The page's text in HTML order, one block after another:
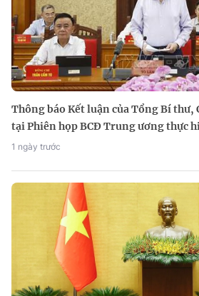
Thông báo Kết luận của Tổng Bí thư,
tại Phiên họp BCĐ Trung ương thực
1 ngày trước